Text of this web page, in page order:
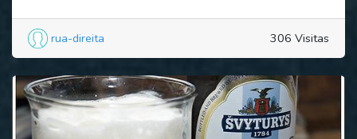
rua-direita 306 Visitas